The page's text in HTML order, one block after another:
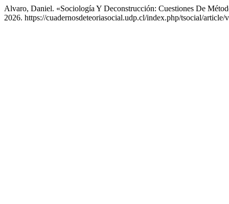
Alvaro, Daniel. «Sociología Y Deconstrucción: Cuestiones De
2026. https://cuadernosdeteoriasocial.udp.cl/index.php/tsocial/article/